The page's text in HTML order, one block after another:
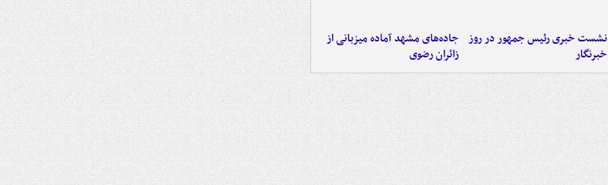
نشست خبری رئیس جمهور در روز
خبرنگار
جاده‌های مشهد آماده میزبانی از
زائران رضوی